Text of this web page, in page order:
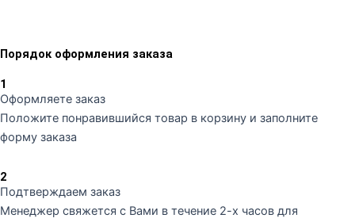
Порядок оформления заказа
1
Оформляете заказ
Положите понравившийся товар в корзину и заполните
форму заказа
2
Подтверждаем заказ
Менеджер свяжется с Вами в течение 2-х часов для